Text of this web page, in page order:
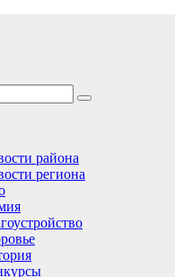
района
региона